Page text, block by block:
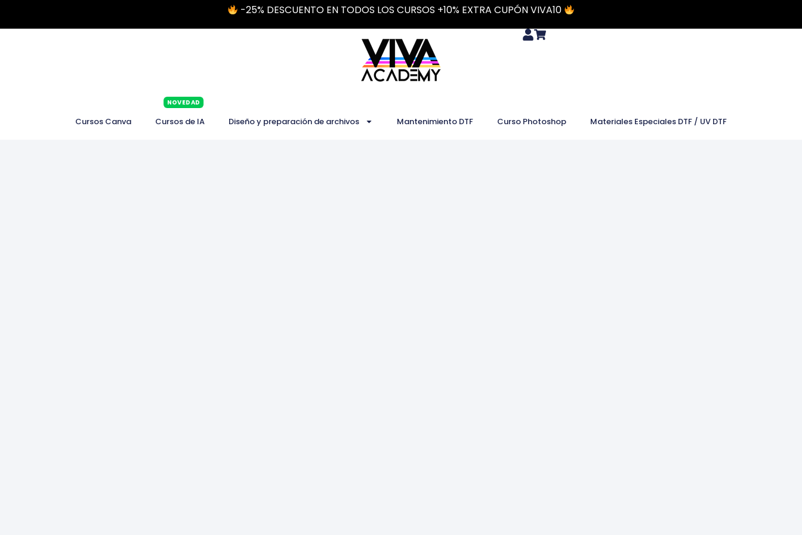
-25% DESCUENTO EN TODOS LOS CURSOS +10% EXTRA CUPÓN VIVA10
Cursos Canva Cursos de IA
NOVEDAD
Diseño y preparación de archivos Mantenimiento DTF Curso Photoshop Materiales Especiales DTF / UV DTF